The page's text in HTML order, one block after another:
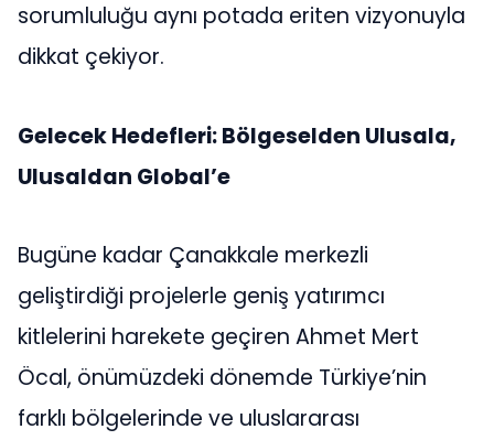
sorumluluğu aynı potada eriten vizyonuyla
dikkat çekiyor.
Gelecek Hedefleri: Bölgeselden Ulusala,
Ulusaldan Global’e
Bugüne kadar Çanakkale merkezli
geliştirdiği projelerle geniş yatırımcı
kitlelerini harekete geçiren Ahmet Mert
Öcal, önümüzdeki dönemde Türkiye’nin
farklı bölgelerinde ve uluslararası